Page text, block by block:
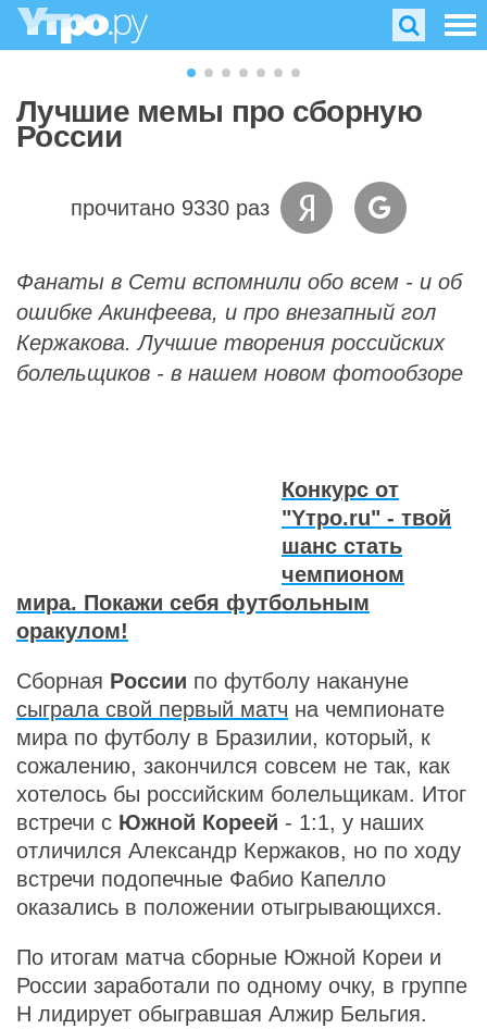
Лучшие мемы про сборную
России
прочитано 9330 раз
Фанаты в Сети вспомнили обо всем - и об
ошибке Акинфеева, и про внезапный гол
Кержакова. Лучшие творения российских
болельщиков - в нашем новом фотообзоре
Конкурс от
"Yтро.ru" - твой
шанс стать
чемпионом
мира. Покажи себя футбольным
оракулом!
Сборная России по футболу накануне
сыграла свой первый матч на чемпионате
мира по футболу в Бразилии, который, к
сожалению, закончился совсем не так, как
хотелось бы российским болельщикам. Итог
встречи с Южной Кореей - 1:1, у наших
отличился Александр Кержаков, но по ходу
встречи подопечные Фабио Капелло
оказались в положении отыгрывающихся.
По итогам матча сборные Южной Кореи и
России заработали по одному очку, в группе
Н лидирует обыгравшая Алжир Бельгия.